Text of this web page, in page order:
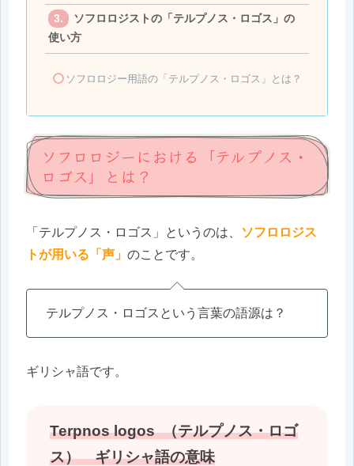
ソフロロジストの「テルプノス・ロゴス」の
使い方
ソフロロジー用語の「テルプノス・ロゴス」とは？
ソフロロジーにおける「テルプノス・
ロゴス」とは？
「テルプノス・ロゴス」というのは、
ソフロロジス
トが用いる「声」 のことです。
テルプノス・ロゴスという言葉の語源は？
ギリシャ語です。
Terpnos logos （テルプノス・ロゴ
ス） ギリシャ語の意味